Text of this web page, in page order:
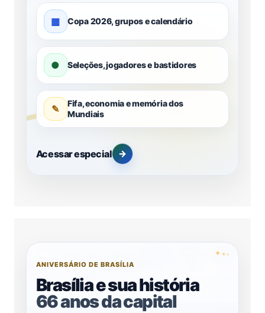
▦ Copa 2026, grupos e calendário
● Seleções, jogadores e bastidores
✎
Fifa, economia e memória dos
Mundiais
Acessar especial →
✦ ✦✦
ANIVERSÁRIO DE BRASÍLIA
Brasília e sua história
66 anos da capital